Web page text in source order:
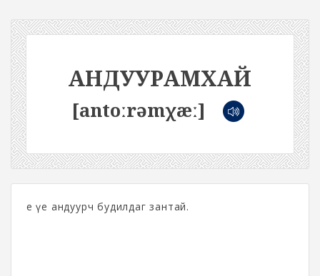
АНДУУРАМХАЙ
[antoːrəmχæː]
Үе үе андуурч будилдаг зантай.